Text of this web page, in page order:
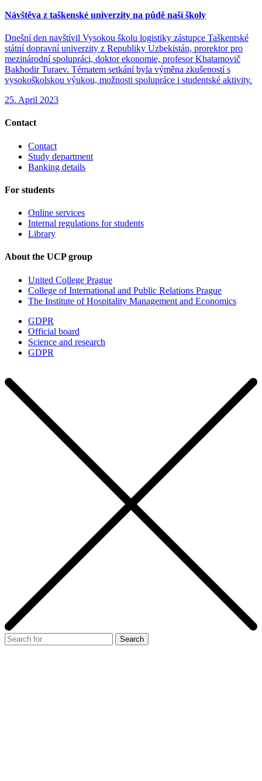
Návštěva z taškenské univerzity na půdě naší školy
Dnešní den navštívil Vysokou školu logistiky zástupce Taškentské
státní dopravní univerzity z Republiky Uzbekistán, prorektor pro
mezinárodní spolupráci, doktor ekonomie, profesor Khatamovič
Bakhodir Turaev. Tématem setkání byla výměna zkušeností s
vysokoškolskou výukou, možnosti spolupráce i studentské aktivity.
25. April 2023
Contact
Contact
Study department
Banking details
For students
Online services
Internal regulations for students
Library
About the UCP group
United College Prague
College of International and Public Relations Prague
The Institute of Hospitality Management and Economics
GDPR
Official board
Science and research
GDPR